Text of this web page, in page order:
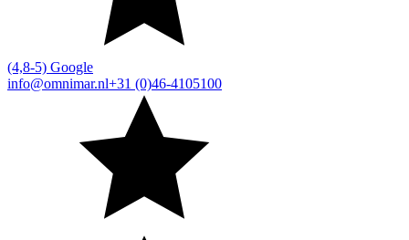
(4,8-5) Google
info@omnimar.nl+31 (0)46-4105100